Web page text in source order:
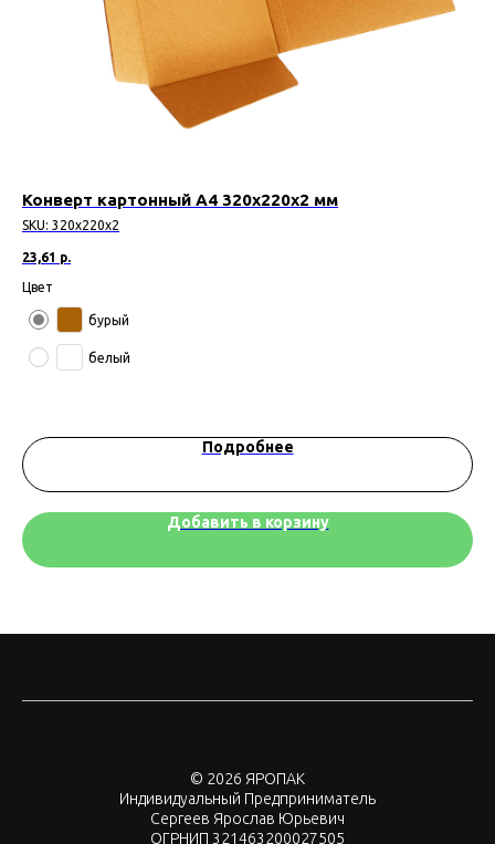
Конверт картонный А4 320х220х2 мм
SKU: 320х220х2
23,61 р.
Цвет
бурый
белый
Подробнее
Добавить в корзину
© 2026 ЯРОПАК
Индивидуальный Предприниматель
Сергеев Ярослав Юрьевич
ОГРНИП 321463200027505